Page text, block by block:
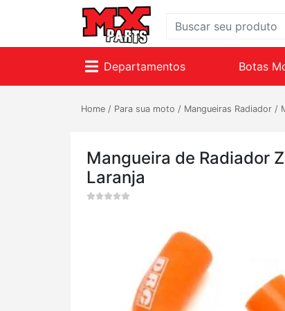
Departamentos Botas
Home / Para sua moto / Mangueiras Radiador /
Mangueira de Radiador
Laranja